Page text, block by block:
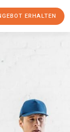
ERHALTEN